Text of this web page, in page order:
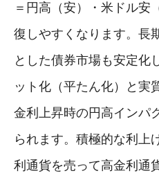
＝円高（安）・米ドル安
復しやすくなります。長
とした債券市場も安定化
ット化（平たん化）と実
金利上昇時の円高インパ
られます。積極的な利上
利通貨を売って高金利通